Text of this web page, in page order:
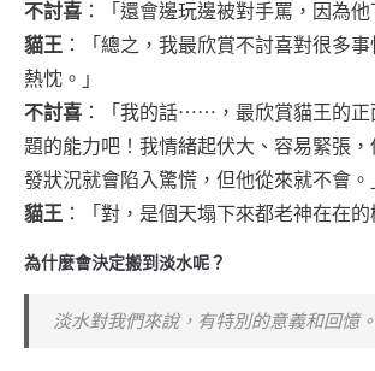
不討喜 ：「還會邊玩邊被對手罵，因為他
貓王 ：「總之，我最欣賞不討喜對很多
熱忱。」
不討喜 ：「我的話⋯⋯，最欣賞貓王的正
題的能力吧！我情緒起伏大、容易緊張
發狀況就會陷入驚慌，但他從來就不會。
貓王 ：「對，是個天塌下來都老神在在的
為什麼會決定搬到淡水呢？
淡水對我們來說，有特別的意義和回憶。